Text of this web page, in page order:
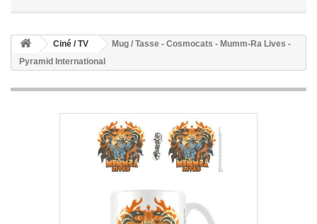
Ciné / TV
Mug / Tasse - Cosmocats - Mumm-Ra Lives -
Pyramid International